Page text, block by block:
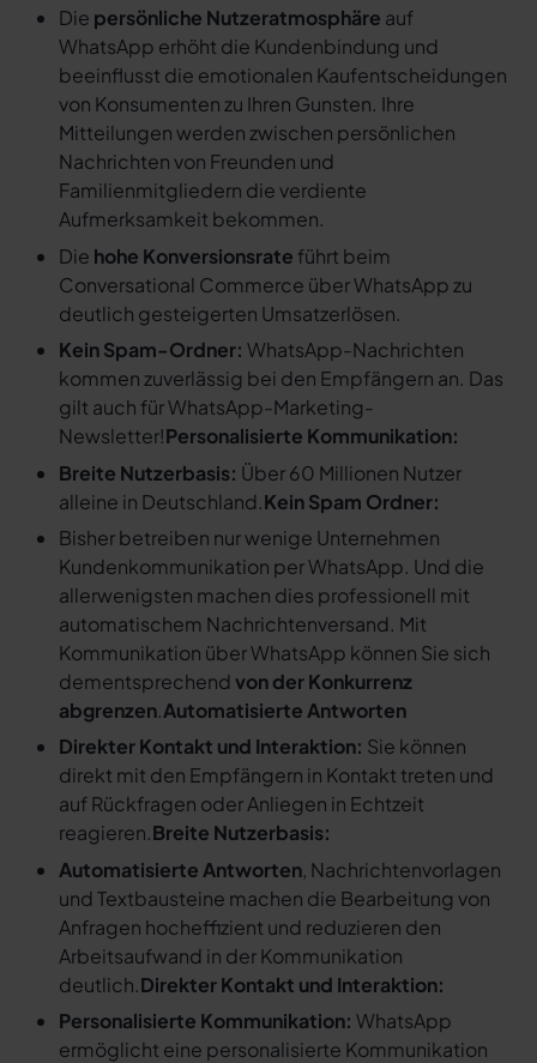
Die persönliche Nutzeratmosphäre auf
WhatsApp erhöht die Kundenbindung und
beeinflusst die emotionalen Kaufentscheidungen
von Konsumenten zu Ihren Gunsten. Ihre
Mitteilungen werden zwischen persönlichen
Nachrichten von Freunden und
Familienmitgliedern die verdiente
Aufmerksamkeit bekommen.
Die hohe Konversionsrate führt beim
Conversational Commerce über WhatsApp zu
deutlich gesteigerten Umsatzerlösen.
Kein Spam-Ordner: WhatsApp-Nachrichten
kommen zuverlässig bei den Empfängern an. Das
gilt auch für WhatsApp-Marketing-
Newsletter!Personalisierte Kommunikation:
Breite Nutzerbasis: Über 60 Millionen Nutzer
alleine in Deutschland.Kein Spam Ordner:
Bisher betreiben nur wenige Unternehmen
Kundenkommunikation per WhatsApp. Und die
allerwenigsten machen dies professionell mit
automatischem Nachrichtenversand. Mit
Kommunikation über WhatsApp können Sie sich
dementsprechendvon der Konkurrenz
abgrenzen.Automatisierte Antworten
Direkter Kontakt und Interaktion: Sie können
direkt mit den Empfängern in Kontakt treten und
auf Rückfragen oder Anliegen in Echtzeit
reagieren.Breite Nutzerbasis:
Automatisierte Antworten, Nachrichtenvorlagen
und Textbausteine machen die Bearbeitung von
Anfragen hocheffizient und reduzieren den
Arbeitsaufwand in der Kommunikation
deutlich.Direkter Kontakt und Interaktion:
Personalisierte Kommunikation: WhatsApp
ermöglicht eine personalisierte Kommunikation